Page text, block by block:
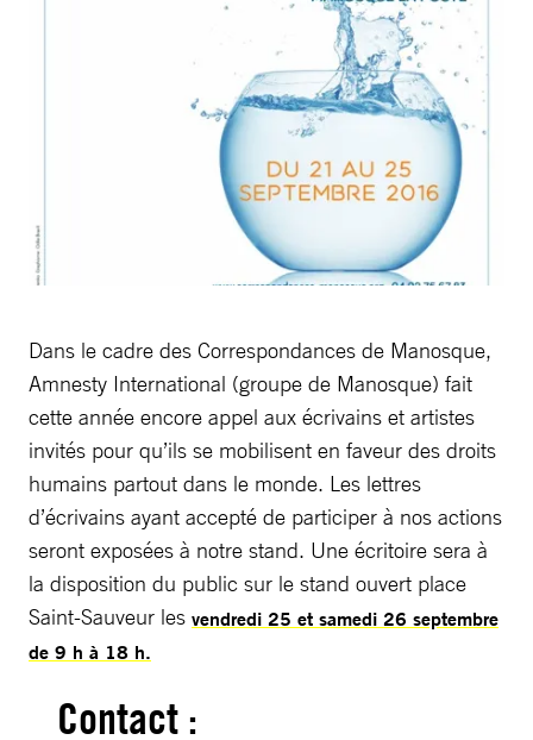
Dans le cadre des Correspondances de Manosque,
Amnesty International (groupe de Manosque) fait
cette année encore appel aux écrivains et artistes
invités pour qu’ils se mobilisent en faveur des droits
humains partout dans le monde. Les lettres
d’écrivains ayant accepté de participer à nos actions
seront exposées à notre stand. Une écritoire sera à
la disposition du public sur le stand ouvert place
Saint-Sauveur les vendredi 25 et samedi 26 septembre
de 9 h à 18 h.
Contact :